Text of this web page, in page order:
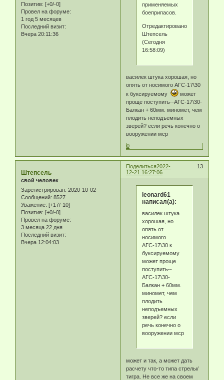
Позитив: [+0/-0]
Провел на форуме:
1 год 5 месяцев
Последний визит:
Вчера 20:11:36
применяемых
боеприпасов.
Отредактировано
Штепсель
(Сегодня
16:58:09)
василек штука хорошая, но
опять от носимого АГС-17\30
к буксируемому
может
проще поступить--АГС-17\30-
Балкан + 60мм. миномет, чем
плодить неподъемных
зверей? если речь конечно о
вооружении мср
0
Поделиться 13
2022-
12-21 16:27:06
Штепсель
свой человек
Зарегистрирован: 2020-10-02
Сообщений: 8527
Уважение: [+17/-10]
Позитив: [+0/-0]
Провел на форуме:
3 месяца 22 дня
Последний визит:
Вчера 12:04:03
leonard61
написал(а):
василек штука
хорошая, но
опять от
носимого
АГС-17\30 к
буксируемому
может проще
поступить--
АГС-17\30-
Балкан + 60мм.
миномет, чем
плодить
неподъемных
зверей? если
речь конечно о
вооружении мср
может и так, а может дать
расчету что-то типа стрелы/
тигра. Не все же на своем